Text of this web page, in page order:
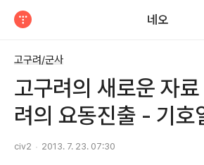
네오
고구려/군사
고구려의 새로운 자
려의 요동진출 - 기호
civ2 2013. 7. 23. 07:30